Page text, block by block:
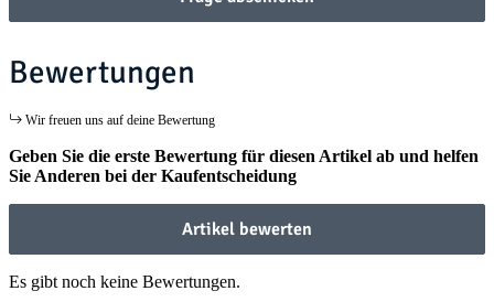
Bewertungen
Wir freuen uns auf deine Bewertung
Geben Sie die erste Bewertung für diesen Artikel ab und helfen
Sie Anderen bei der Kaufentscheidung
Artikel bewerten
Es gibt noch keine Bewertungen.